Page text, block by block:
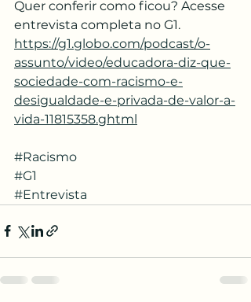
Quer conferir como ficou? Acesse
entrevista completa no G1.
https://g1.globo.com/podcast/o-
assunto/video/educadora-diz-que-
sociedade-com-racismo-e-
desigualdade-e-privada-de-valor-a-
vida-11815358.ghtml
#Racismo
#G1
#Entrevista